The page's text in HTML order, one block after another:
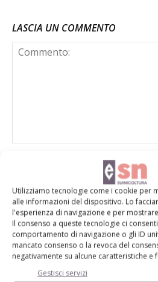
Utilizziamo tecnologie come i cookie per
alle informazioni del dispositivo. Lo
l'esperienza di navigazione e per
Il consenso a queste tecnologie ci
comportamento di navigazione o gli ID
mancato consenso o la revoca del
negativamente su alcune caratteristiche e
Gestisci servizi
LASCIA UN COMMENTO
Salva il mio nome, email e sito
prossima volta che commento.